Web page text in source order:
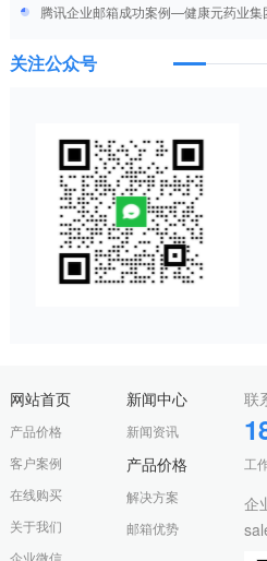
腾讯企业邮箱成功案例—健康元药业集
关注公众号
网站首页
产品价格
客户案例
在线购买
关于我们
企业微信
新闻中心
新闻资讯
产品价格
解决方案
邮箱优势
联
工
企